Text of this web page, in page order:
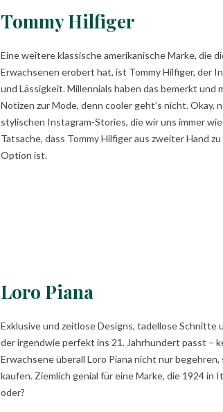
Tommy Hilfiger
Eine weitere klassische amerikanische Marke, die
Erwachsenen erobert hat, ist Tommy Hilfiger, der
und Lässigkeit. Millennials haben das bemerkt und
Notizen zur Mode, denn cooler geht’s nicht. Okay,
stylischen Instagram-Stories, die wir uns immer
Tatsache, dass Tommy Hilfiger aus zweiter Hand
Option ist.
Loro Piana
Exklusive und zeitlose Designs, tadellose Schnitte
der irgendwie perfekt ins 21. Jahrhundert passt –
Erwachsene überall Loro Piana nicht nur
kaufen. Ziemlich genial für eine Marke, die 1924 in
oder?